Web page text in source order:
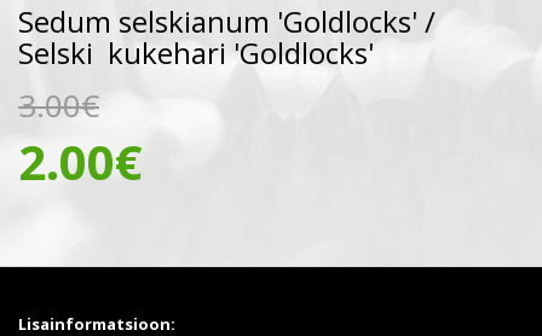
Sedum selskianum 'Goldlocks' /
Selski kukehari 'Goldlocks'
3.00€
2.00€
Lisainformatsioon: